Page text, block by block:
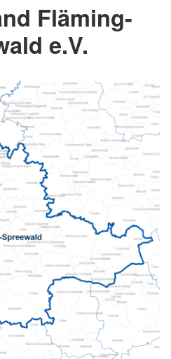
Fläming-
e.V.